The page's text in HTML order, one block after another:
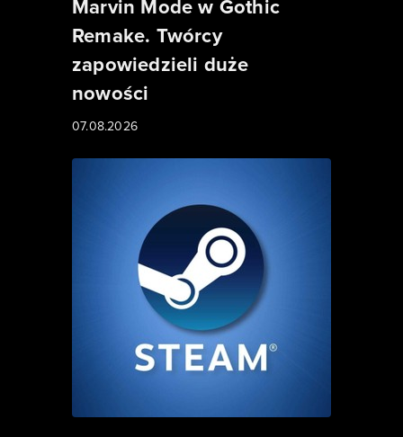
Marvin Mode w Gothic
Remake. Twórcy
zapowiedzieli duże
nowości
07.08.2026